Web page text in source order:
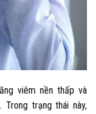
viêm nền thấp và
Trong trạng thái này,